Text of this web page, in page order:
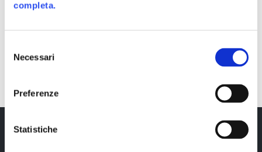
completa.
delNecessari
Preferenze
Statistiche